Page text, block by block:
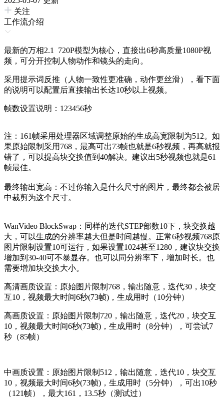
关注
工作流介绍
最新的万相2.1 720P模型为核心，直接出6秒高质量1080P视
频，可分开控制人物动作和镜头的走向。
采用提示词反推（人物一致性更准确，动作更丝滑），看下面
的说明可以配置后直接输出长达10秒以上视频。
帧数设置说明：123456秒
注：161帧采用处理器区域调整原始的生成高宽限制为512。如
果原始限制采用768，最高可出73帧也就是6秒视频，再高就报
错了，可以提高块交换值到40解决。建议出5秒视频也就是61
帧最佳。
最终输出宽高：不过你输入是什么尺寸的图片，最终都会被居
中裁剪为这个尺寸。
WanVideo BlockSwap：同样的迭代STEP部数10下，块交换越
大，可以生成的分辨率越大但是时间越慢。正常6秒视频768原
图片限制设置10可运行，如果设置1024甚至1280，建议块交换
增加到30-40可不暴显存。也可以同分辨率下，增加时长。也
需要增加块交换大小。
高清画质设置：原始图片限制768，输出随意，迭代30，块交
互10，视频最大时间6秒(73帧)，生成用时（10分钟）
高画质设置：原始图片限制720，输出随意，迭代20，块交互
10，视频最大时间6秒(73帧)，生成用时（8分钟），可尝试7
秒（85帧）
中画质设置：原始图片限制512，输出随意，迭代10，块交互
10，视频最大时间6秒(73帧)，生成用时（5分钟），可出10秒
（121帧），最大161，13.5秒（测试过）